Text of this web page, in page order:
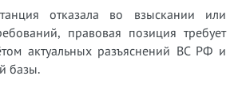
отказала во взыскании или
правовая позиция требует
актуальных разъяснений ВС РФ и
базы.